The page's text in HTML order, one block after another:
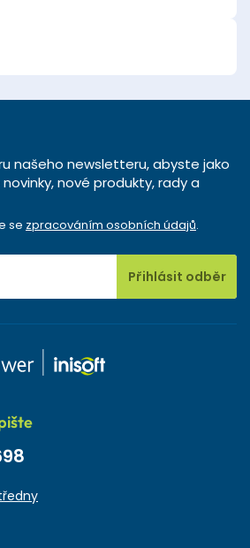
našeho newsletteru, abyste jako
nové produkty, rady a
se zpracováním osobních údajů.
Přihlásit odběr